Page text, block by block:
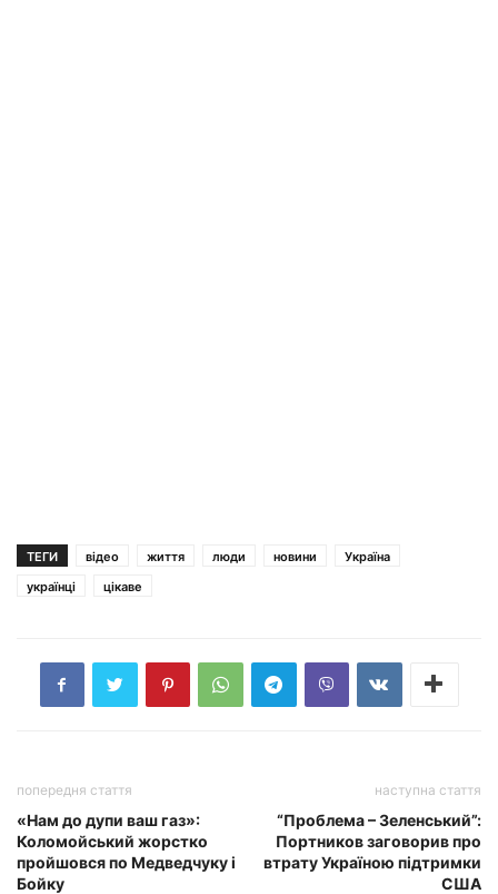
ТЕГИ відео життя люди новини
Україна
українці
цікаве
попередня стаття
«Нам до дупи ваш газ»:
Коломойський жорстко
пройшовся по Медведчуку і
Бойку
наступна стаття
“Проблема – Зеленський”:
Портников заговорив про
втрату Україною підтримки
США